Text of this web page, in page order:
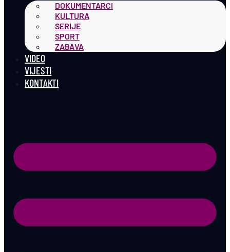
DOKUMENTARCI
KULTURA
SERIJE
SPORT
ZABAVA
VIDEO
VIJESTI
KONTAKTI